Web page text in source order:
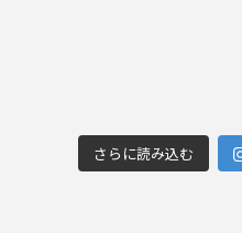
さらに読み込む